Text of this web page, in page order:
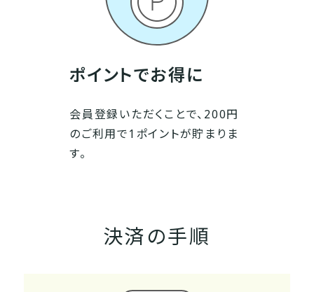
ポイントでお得に
会員登録いただくことで、200円
のご利用で1ポイントが貯まりま
す。
決済の手順